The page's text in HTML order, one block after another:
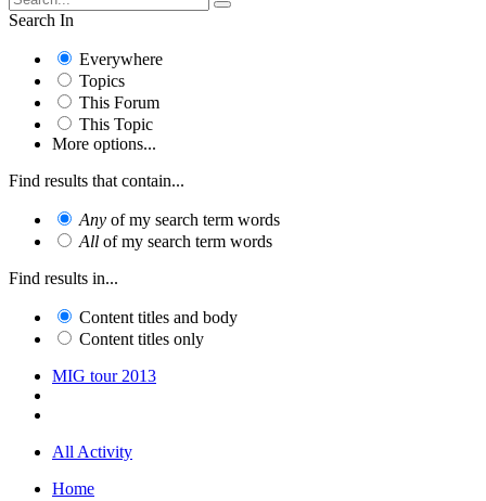
Search In
Everywhere
Topics
This Forum
This Topic
More options...
Find results that contain...
Any of my search term words
All of my search term words
Find results in...
Content titles and body
Content titles only
MIG tour 2013
All Activity
Home